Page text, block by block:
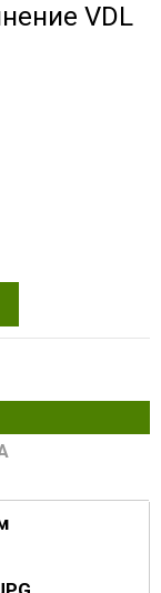
VDL